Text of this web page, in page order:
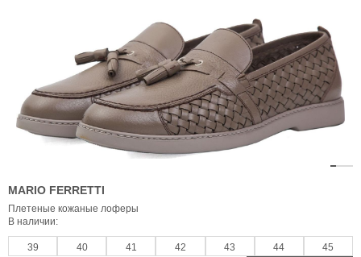
MARIO FERRETTI
Плетеные кожаные лоферы
В наличии:
39 40 41 42 43 44 45